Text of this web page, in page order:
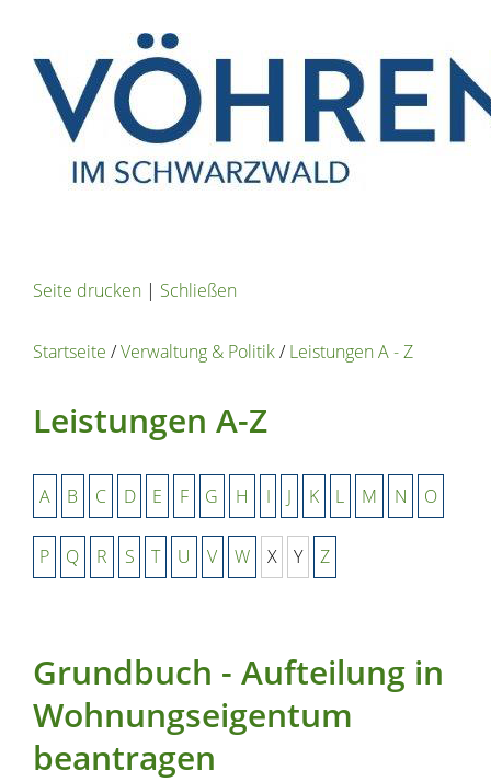
Seite drucken | Schließen
Startseite /Verwaltung & Politik/Leistungen A - Z
Leistungen A-Z
A B C D E F G H I J K L M N O
P Q R S T U V W X Y Z
Grundbuch - Aufteilung in
Wohnungseigentum
beantragen